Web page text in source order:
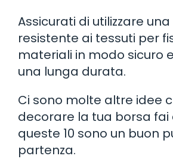
Assicurati di utilizzare
resistente ai tessuti per
materiali in modo sicuro
una lunga durata.
Ci sono molte altre idee
decorare la tua borsa fai
queste 10 sono un buon
partenza.